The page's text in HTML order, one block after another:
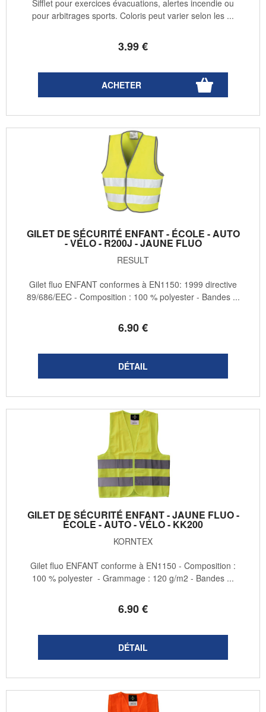
3.99€
Sifflet pour exercices évacuations, alertes incendie ou
pour arbitrages sports. Coloris peut varier selon les ...
GILET DE SÉCURITÉ ENFANT - ÉCOLE - AUTO
- VÉLO - R200J - JAUNE FLUO
RESULT
6.90€
Gilet fluo ENFANT conformes à EN1150: 1999 directive
89/686/EEC - Composition : 100 % polyester - Bandes ...
GILET DE SÉCURITÉ ENFANT - JAUNE FLUO -
ÉCOLE - AUTO - VÉLO - KK200
KORNTEX
6.90€
Gilet fluo ENFANT conforme à EN1150 - Composition :
100 % polyester - Grammage : 120 g/m2 - Bandes ...